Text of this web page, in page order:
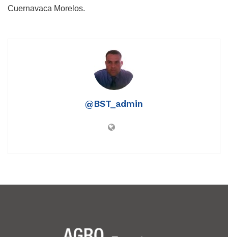
Cuernavaca Morelos.
@BST_admin